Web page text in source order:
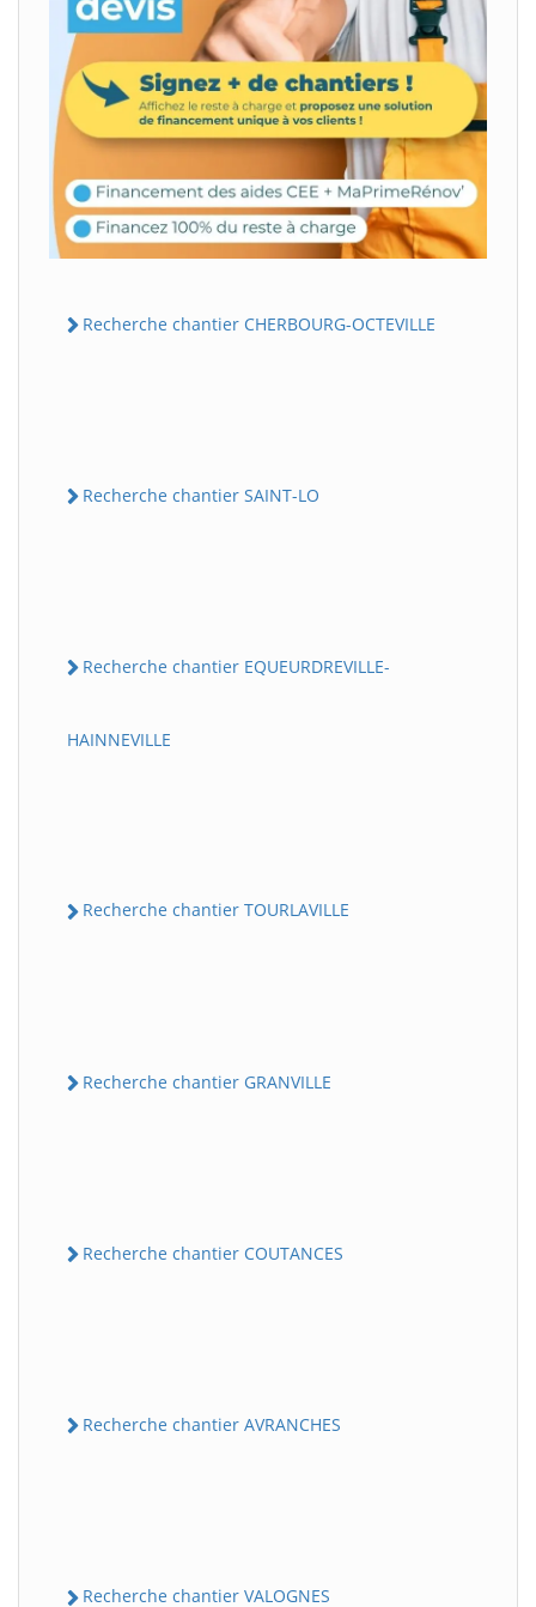
Recherche chantier CHERBOURG-OCTEVILLE
Recherche chantier SAINT-LO
Recherche chantier EQUEURDREVILLE-
HAINNEVILLE
Recherche chantier TOURLAVILLE
Recherche chantier GRANVILLE
Recherche chantier COUTANCES
Recherche chantier AVRANCHES
Recherche chantier VALOGNES